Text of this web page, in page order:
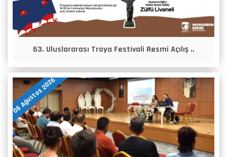
63. Uluslararası Troya Festivali Resmi Açılış ..
06 Ağustos 2026